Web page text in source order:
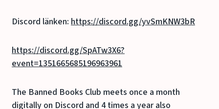
Discord länken: https://discord.gg/yvSmKNW3bR
https://discord.gg/SpATw3X6?
event=1351665685196963961
The Banned Books Club meets once a month
digitally on Discord and 4 times a year also